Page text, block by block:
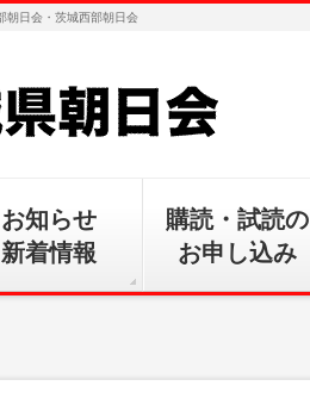
朝日会・茨城西部朝日会
お知らせ
新着情報
購読・試読の
お申し込み